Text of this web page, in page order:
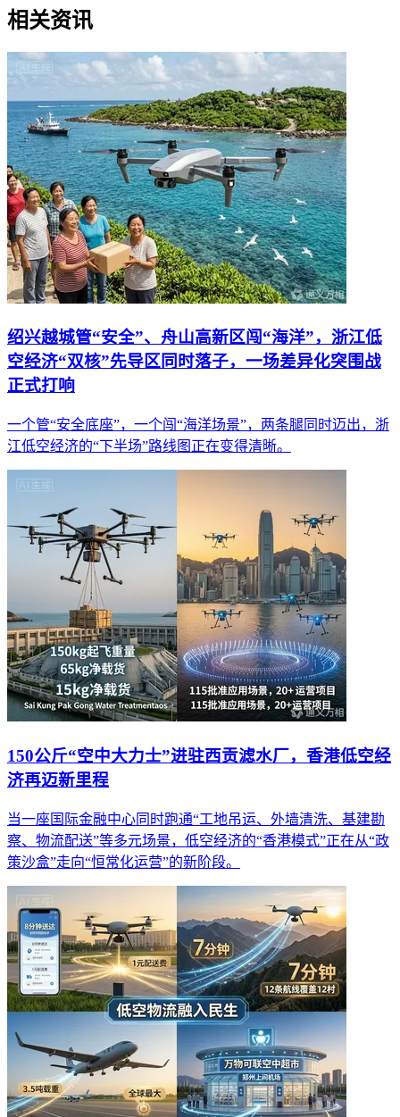
相关资讯
绍兴越城管“安全”、舟山高新区闯“海洋”，浙江低
空经济“双核”先导区同时落子，一场差异化突围战
正式打响
一个管“安全底座”，一个闯“海洋场景”，两条腿同时迈出，浙
江低空经济的“下半场”路线图正在变得清晰。
150公斤“空中大力士”进驻西贡滤水厂，香港低空经
济再迈新里程
当一座国际金融中心同时跑通“工地吊运、外墙清洗、基建勘
察、物流配送”等多元场景，低空经济的“香港模式”正在从“政
策沙盒”走向“恒常化运营”的新阶段。